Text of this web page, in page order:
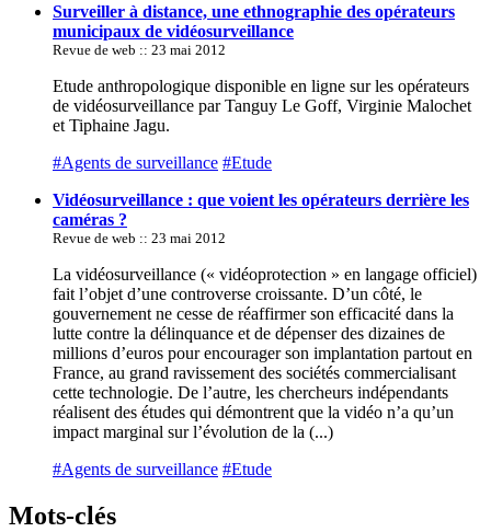
Surveiller à distance, une ethnographie des opérateurs
municipaux de vidéosurveillance
Revue de web :: 23 mai 2012
Etude anthropologique disponible en ligne sur les opérateurs
de vidéosurveillance par Tanguy Le Goff, Virginie Malochet
et Tiphaine Jagu.
#Agents de surveillance #Etude
Vidéosurveillance : que voient les opérateurs derrière les
caméras ?
Revue de web :: 23 mai 2012
La vidéosurveillance (« vidéoprotection » en langage officiel)
fait l’objet d’une controverse croissante. D’un côté, le
gouvernement ne cesse de réaffirmer son efficacité dans la
lutte contre la délinquance et de dépenser des dizaines de
millions d’euros pour encourager son implantation partout en
France, au grand ravissement des sociétés commercialisant
cette technologie. De l’autre, les chercheurs indépendants
réalisent des études qui démontrent que la vidéo n’a qu’un
impact marginal sur l’évolution de la (...)
#Agents de surveillance #Etude
Mots-clés